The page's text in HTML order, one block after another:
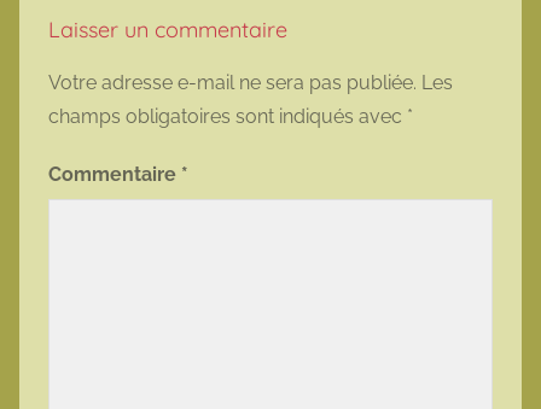
Laisser un commentaire
Votre adresse e-mail ne sera pas publiée. Les
champs obligatoires sont indiqués avec *
Commentaire *